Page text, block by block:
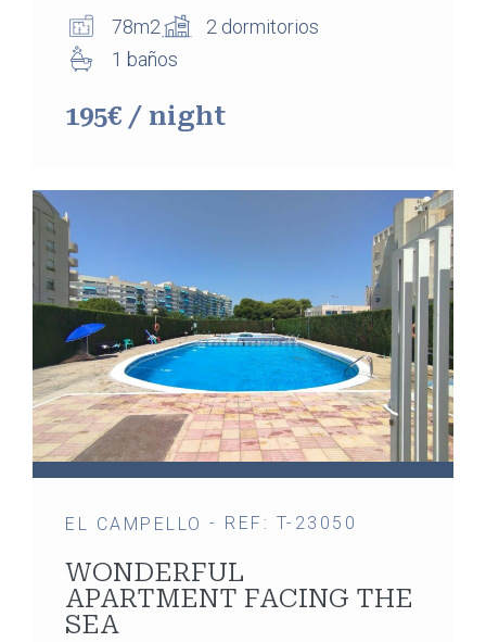
78m2
2 dormitorios
1 baños
195€ / night
EL CAMPELLO - REF: T-23050
WONDERFUL
APARTMENT FACING THE
SEA